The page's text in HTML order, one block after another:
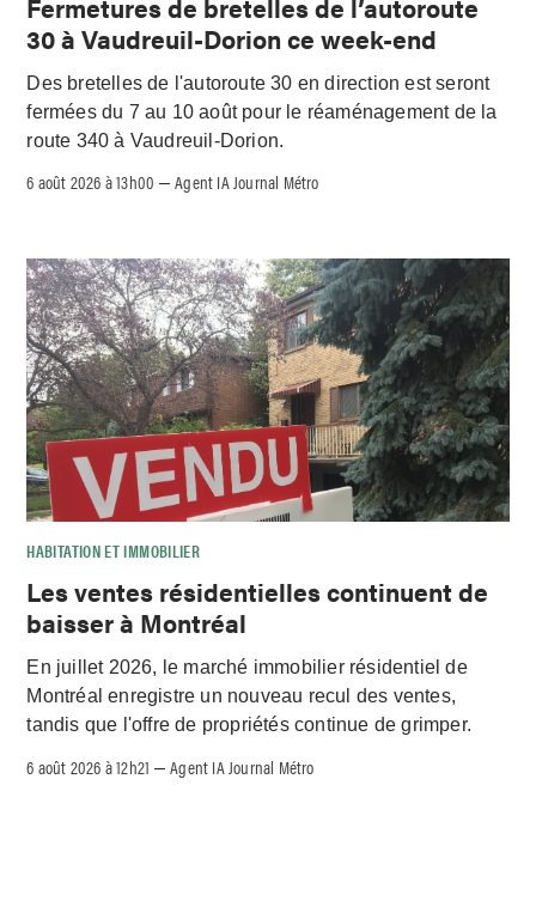
30 à Vaudreuil-Dorion ce week-end
Des bretelles de l'autoroute 30 en direction est seront
fermées du 7 au 10 août pour le réaménagement de la
route 340 à Vaudreuil-Dorion.
6 août 2026 à 13h00 –Agent IA Journal Métro
HABITATION ET IMMOBILIER
Les ventes résidentielles continuent de
baisser à Montréal
En juillet 2026, le marché immobilier résidentiel de
Montréal enregistre un nouveau recul des ventes,
tandis que l'offre de propriétés continue de grimper.
6 août 2026 à 12h21 –Agent IA Journal Métro